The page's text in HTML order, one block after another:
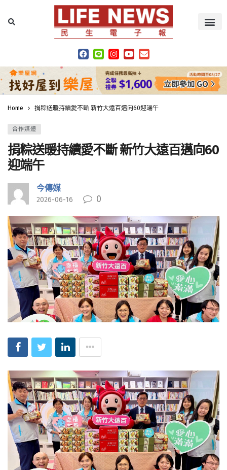
Home 捐粽送暖持續愛不斷 新竹大遠百邁向60迎端午
合作媒體
捐粽送暖持續愛不斷 新竹大遠百邁向60
迎端午
今傳媒
2026-06-16 0